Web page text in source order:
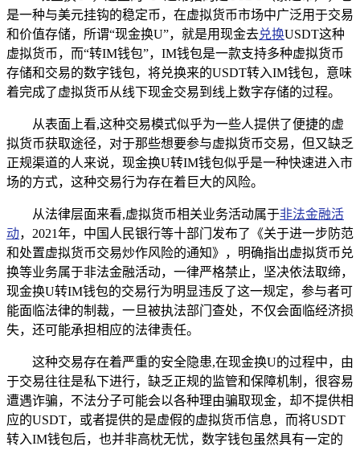
是一种与美元挂钩的稳定币，在虚拟货币市场中广泛用于交易
和价值存储，所谓“现金换U”，就是用现金去兑换USDT这种
虚拟货币，而“转IM钱包”，IM钱包是一款支持多种虚拟货币
存储和交易的数字钱包，将兑换来的USDT转入IM钱包，意味
着完成了虚拟货币从线下现金交易到线上数字存储的过程。
从表面上看,这种交易模式似乎为一些人提供了便捷的虚
拟货币获取途径，对于那些想要参与虚拟货币交易，但又缺乏
正规渠道的人来说，现金换U转IM钱包似乎是一种快速进入市
场的方式，这种交易行为存在着巨大的风险。
从法律层面来看,虚拟货币相关业务活动属于非法金融活
动，2021年，中国人民银行等十部门发布了《关于进一步防范
和处置虚拟货币交易炒作风险的通知》，明确指出虚拟货币兑
换等业务属于非法金融活动，一律严格禁止，坚决依法取缔，
现金换U转IM钱包的交易行为明显违反了这一规定，参与者可
能面临法律的制裁，一旦被执法部门查处，不仅会面临经济损
失，还可能承担相应的法律责任。
这种交易存在着严重的安全隐患,在现金换U的过程中，由
于交易往往是私下进行，缺乏正规的监管和保障机制，很容易
遭遇诈骗，不法分子可能会以各种理由骗取现金，却不提供相
应的USDT，或者提供的是虚假的虚拟货币信息，而将USDT
转入IM钱包后，也并非高枕无忧，数字钱包虽然具有一定的